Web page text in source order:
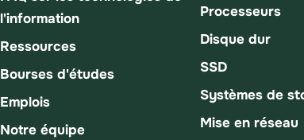
l'information
Ressources
Bourses d'études
Emplois
Notre équipe
Processeurs
Disque dur
SSD
Systèmes de
Mise en réseau